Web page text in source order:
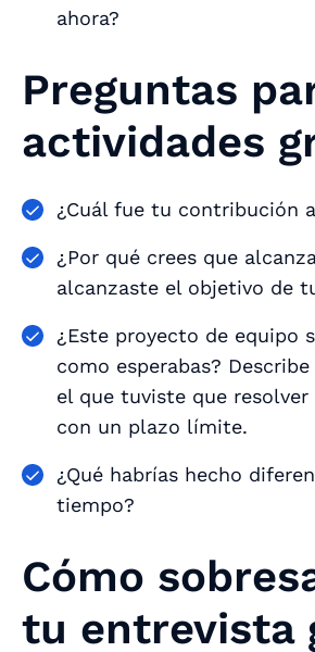
ahora?
Preguntas
actividades
¿Cuál fue tu contribución
¿Por qué crees que
alcanzaste el objetivo de
¿Este proyecto de equipo
como esperabas?
el que tuviste que
con un plazo límite.
¿Qué habrías hecho
tiempo?
Cómo
tu entrevista